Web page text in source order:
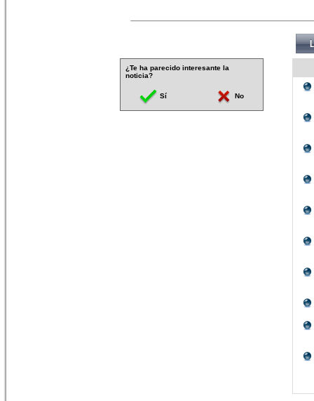
¿Te ha parecido interesante la
noticia?
Sí No